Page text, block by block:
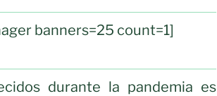
banners=25 count=1]
durante la pandemia es